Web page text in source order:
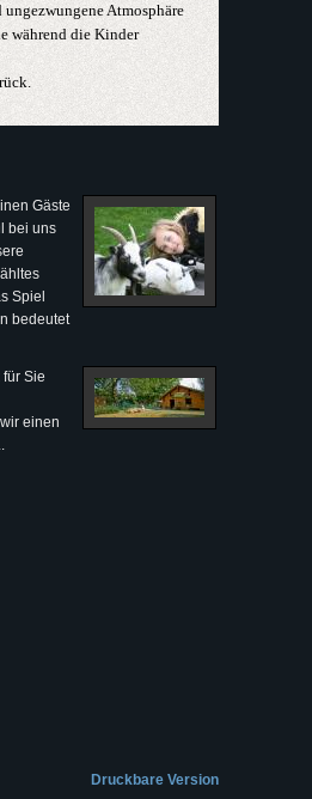
Atmosphäre
während die Kinder
Gäste
bei uns
Spiel
bedeutet
für Sie
einen
Druckbare Version